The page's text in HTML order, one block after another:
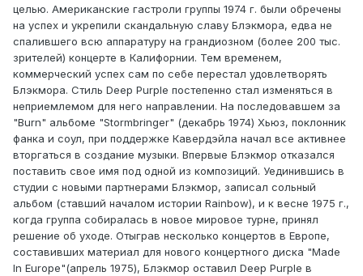
целью. Американские гастроли группы 1974 г. были обречены
на успех и укрепили скандальную славу Блэкмора, едва не
спалившего всю аппаратуру на грандиозном (более 200 тыс.
зрителей) концерте в Калифорнии. Тем временем,
коммерческий успех сам по себе перестал удовлетворять
Блэкмора. Стиль Deep Purple постепенно стал изменяться в
неприемлемом для него направлении. На последовавшем за
"Burn" альбоме "Stormbringer" (декабрь 1974) Хьюз, поклонник
фанка и соул, при поддержке Кавердэйла начал все активнее
вторгаться в создание музыки. Впервые Блэкмор отказался
поставить свое имя под одной из композиций. Уединившись в
студии с новыми партнерами Блэкмор, записал сольный
альбом (ставший началом истории Rainbow), и к весне 1975 г.,
когда группа собиралась в новое мировое турне, принял
решение об уходе. Отыграв несколько концертов в Европе,
составивших материал для нового концертного диска "Made
In Europe"(апрель 1975), Блэкмор оставил Deep Purple в